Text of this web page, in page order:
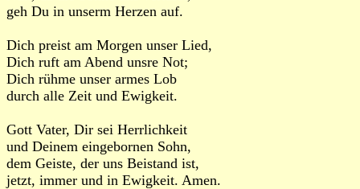
geh Du in unserm Herzen auf.
Dich preist am Morgen unser Lied,
Dich ruft am Abend unsre Not;
Dich rühme unser armes Lob
durch alle Zeit und Ewigkeit.
Gott Vater, Dir sei Herrlichkeit
und Deinem eingebornen Sohn,
dem Geiste, der uns Beistand ist,
jetzt, immer und in Ewigkeit. Amen.